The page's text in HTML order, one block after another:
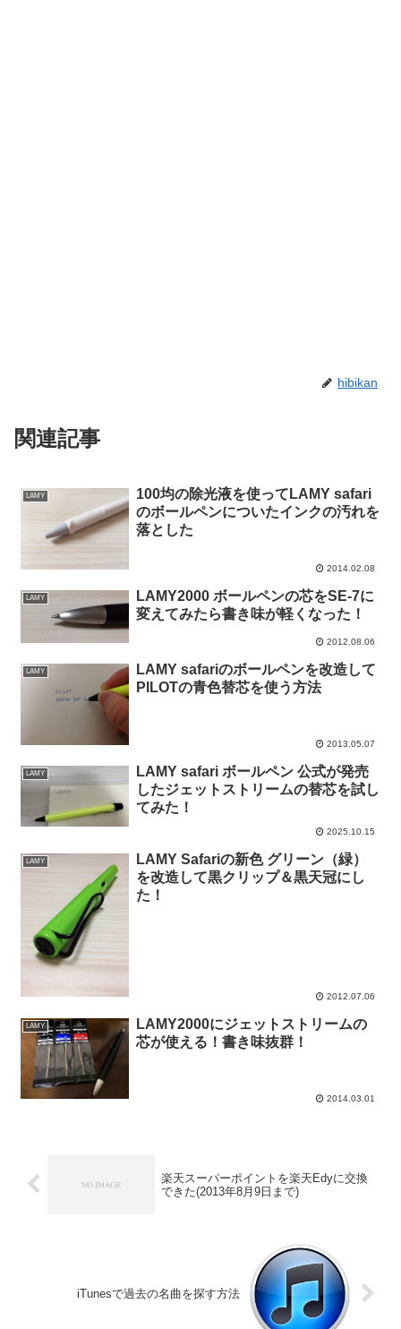
hibikan
関連記事
LAMY
100均の除光液を使ってLAMY safari
のボールペンについたインクの汚れを
落とした
2014.02.08
LAMY
LAMY2000 ボールペンの芯をSE-7に
変えてみたら書き味が軽くなった！
2012.08.06
LAMY
LAMY safariのボールペンを改造して
PILOTの青色替芯を使う方法
2013.05.07
LAMY
LAMY safari ボールペン 公式が発売
したジェットストリームの替芯を試し
てみた！
2025.10.15
LAMY
LAMY Safariの新色 グリーン（緑）
を改造して黒クリップ＆黒天冠にし
た！
2012.07.06
LAMY
LAMY2000にジェットストリームの
芯が使える！書き味抜群！
2014.03.01
楽天スーパーポイントを楽天Edyに交換
できた(2013年8月9日まで)
iTunesで過去の名曲を探す方法